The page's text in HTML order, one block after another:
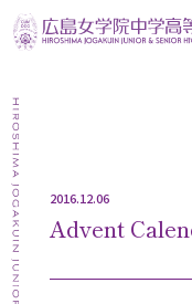
2016.12.06
Advent